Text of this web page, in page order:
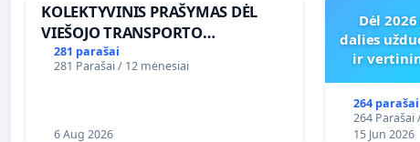
KOLEKTYVINIS PRAŠYMAS DĖL
VIEŠOJO TRANSPORTO
SUSISIEKIMO GERINIMO
VOSYLIUKŲ KAIME
281 parašai
281 Parašai / 12 mėnesiai
6 Aug 2026
Dėl
dalies
ir
264 parašai
264 Parašai
15 Jun 2026